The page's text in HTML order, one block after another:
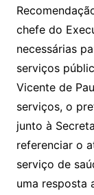
chefe do
necessárias
serviços
Vicente de
serviços, o
junto à
referenciar o
serviço de
uma resposta